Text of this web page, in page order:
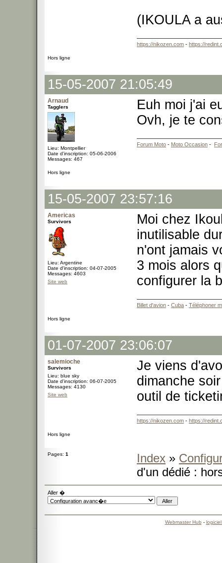
(IKOULA a
https://nikozen.com - https://
Hors ligne
15-05-2007 21:05:49
Arnaud
Tagglers
Lieu: Montpellier
Date d'inscription: 05-06-2006
Messages: 467
Euh moi j'ai
Ovh, je te
Forum Moto - Moto Occasion -
Hors ligne
15-05-2007 23:57:16
Americas
Survivors
Lieu: Argentine
Date d'inscription: 04-07-2005
Messages: 4603
Site web
Moi chez
inutilisable
n'ont jamais
3 mois alors
configurer la
Billet d'avion - Cuba - Téléphoner
Hors ligne
01-07-2007 23:06:07
salemioche
Survivors
Lieu: blue sky
Date d'inscription: 06-07-2005
Messages: 4130
Site web
Je viens
dimanche
outil de
https://nikozen.com - https://
Hors ligne
Pages: 1 Index »
d'un dédié :
Aller �
Webmaster Hub -